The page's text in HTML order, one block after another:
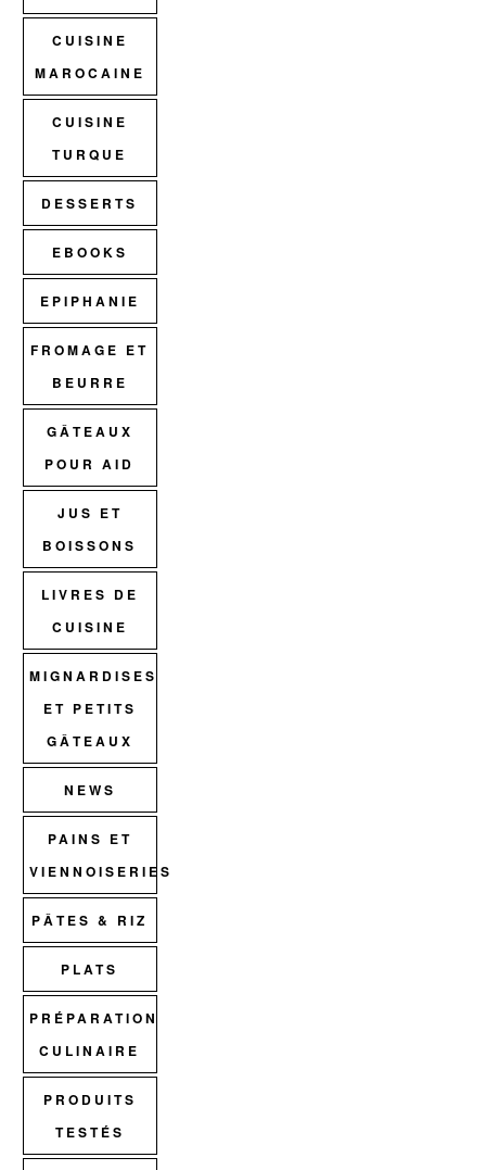
CUISINE
MAROCAINE
CUISINE
TURQUE
DESSERTS
EBOOKS
EPIPHANIE
FROMAGE ET
BEURRE
GÂTEAUX
POUR AID
JUS ET
BOISSONS
LIVRES DE
CUISINE
MIGNARDISES
ET PETITS
GÂTEAUX
NEWS
PAINS ET
VIENNOISERIES
PÂTES & RIZ
PLATS
PRÉPARATION
CULINAIRE
PRODUITS
TESTÉS